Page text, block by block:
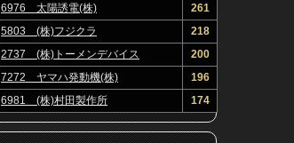
6976 太陽誘電(株)
261
5803 (株)フジクラ
218
2737 (株)トーメンデバイス
200
7272 ヤマハ発動機(株)
196
6981 (株)村田製作所 174